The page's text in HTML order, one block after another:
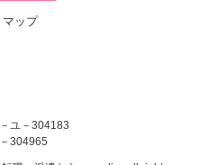
マップ
ユ－304183
304965